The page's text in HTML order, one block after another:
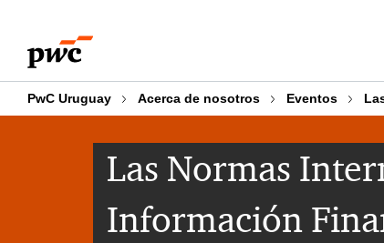
content
footer
PwC Uruguay Acerca de nosotros Eventos
Las Normas
Información